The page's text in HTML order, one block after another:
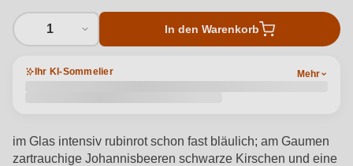
1 In den Warenkorb
Ihr KI-Sommelier Mehr
im Glas intensiv rubinrot schon fast bläulich; am Gaumen
zartrauchige Johannisbeeren schwarze Kirschen und eine